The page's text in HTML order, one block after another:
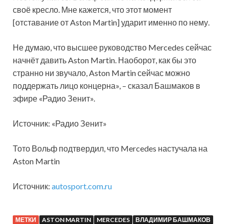
своё кресло. Мне кажется, что этот момент
[отставание от Aston Martin] ударит именно по нему.
Не думаю, что высшее руководство Mercedes сейчас
начнёт давить Aston Martin. Наоборот, как бы это
странно ни звучало, Aston Martin сейчас можно
поддержать лицо концерна», – сказал Башмаков в
эфире «Радио Зенит».
Источник: «Радио Зенит»
Тото Вольф подтвердил, что Mercedes настучала на
Aston Martin
Источник: autosport.com.ru
МЕТКИ ASTON MARTIN MERCEDES
ВЛАДИМИР БАШМАКОВ